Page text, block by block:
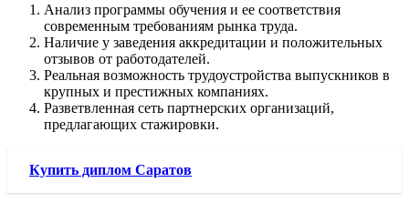
Анализ программы обучения и ее соответствия
современным требованиям рынка труда.
Наличие у заведения аккредитации и положительных
отзывов от работодателей.
Реальная возможность трудоустройства выпускников в
крупных и престижных компаниях.
Разветвленная сеть партнерских организаций,
предлагающих стажировки.
Купить диплом Саратов